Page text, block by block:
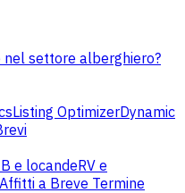
nel settore alberghiero?
Listing OptimizerDynamic
e locandeRV e
Affitti a Breve Termine